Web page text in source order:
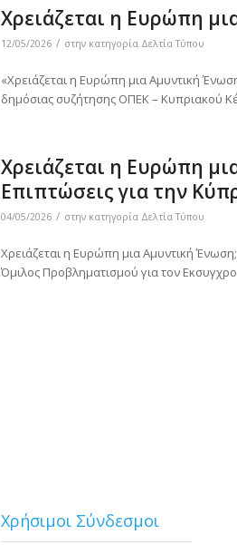
Χρειάζεται η Ευρώπη
12/05/2026 / στην κατηγορία Δελτία Τύπου
«Χρειάζεται η Ευρώπη μια Αμυντική
δημόσιας συζήτησης ΟΠΕΚ – Κυπριακού
Χρειάζεται η Ευρώπη
Επιπτώσεις για την
04/05/2026 / στην κατηγορία Δελτία Τύπου
Χρειάζεται η Ευρώπη μια Αμυντική
Όμιλος Προβληματισμού για τον
Χρήσιμοι Σύνδεσμοι